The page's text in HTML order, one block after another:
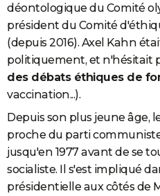
déontologique du Comité
président du Comité
(depuis 2016). Axel Kahn
politiquement, et n'hésitait
des débats éthiques de
vaccination...).
Depuis son plus jeune âge,
proche du parti
jusqu'en 1977 avant de se
socialiste. Il s'est impliqué
présidentielle aux côtés de